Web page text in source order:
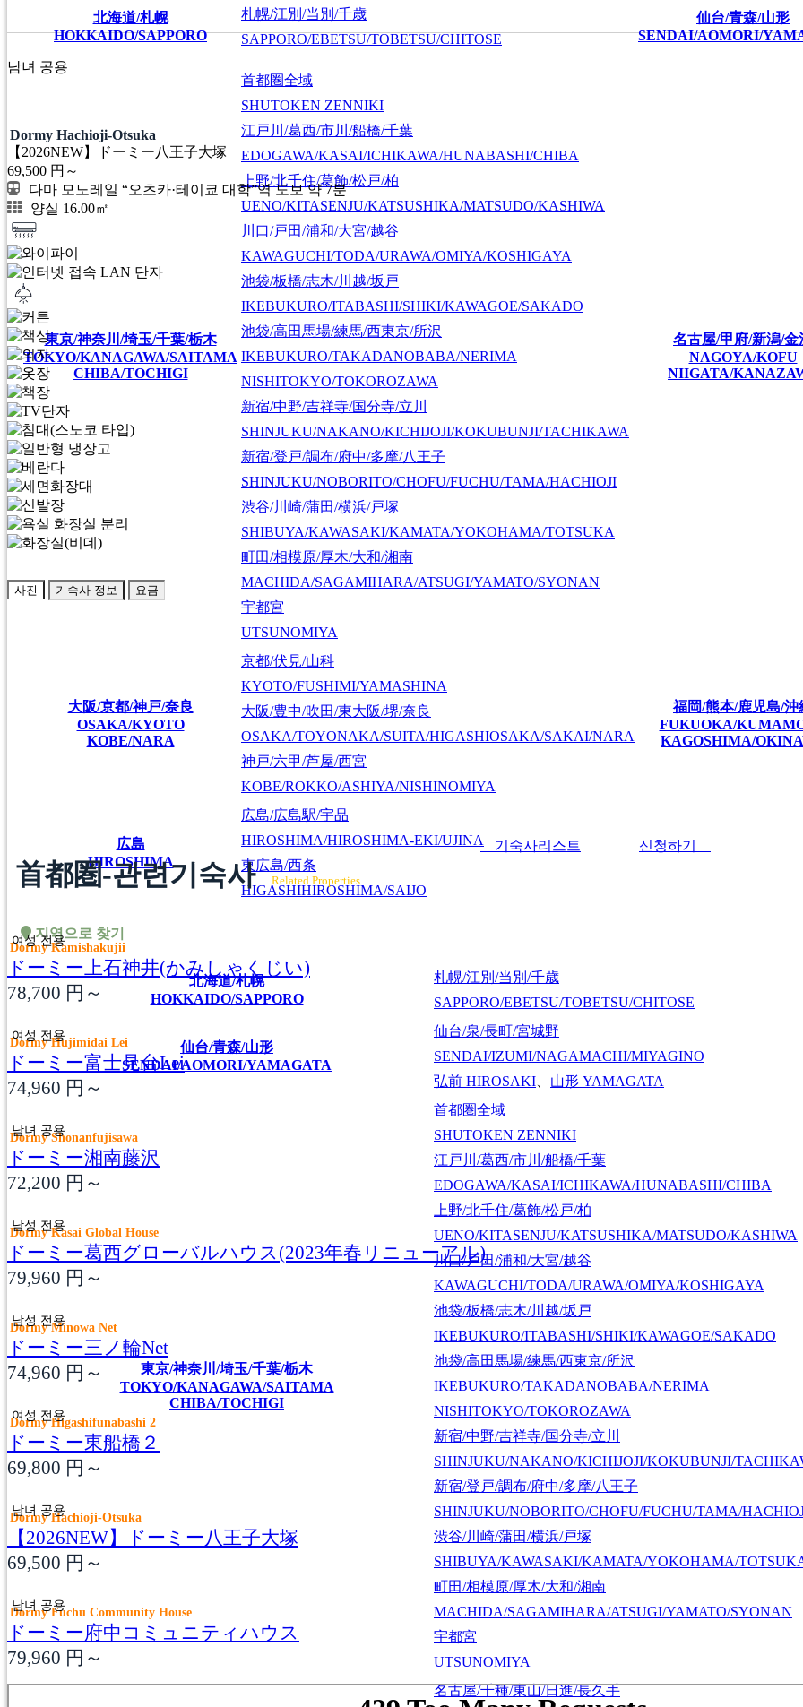
北海道/札幌
HOKKAIDO/SAPPORO
札幌/江別/当別/千歳
SAPPORO/EBETSU/TOBETSU/CHITOSE
仙台/青森/山形
SENDAI/AOMORI/
東京/神奈川/埼玉/千葉/栃木
TOKYO/KANAGAWA/SAITAMA
CHIBA/TOCHIGI
首都圏全域
SHUTOKEN ZENNIKI
江戸川/葛西/市川/船橋/千葉
EDOGAWA/KASAI/ICHIKAWA/HUNABASHI/CHIBA
上野/北千住/葛飾/松戸/柏
UENO/KITASENJU/KATSUSHIKA/MATSUDO/KASHIWA
川口/戸田/浦和/大宮/越谷
KAWAGUCHI/TODA/URAWA/OMIYA/KOSHIGAYA
池袋/板橋/志木/川越/坂戸
IKEBUKURO/ITABASHI/SHIKI/KAWAGOE/SAKADO
池袋/高田馬場/練馬/西東京/所沢
IKEBUKURO/TAKADANOBABA/NERIMA
NISHITOKYO/TOKOROZAWA
新宿/中野/吉祥寺/国分寺/立川
SHINJUKU/NAKANO/KICHIJOJI/KOKUBUNJI/TACHIKAWA
新宿/登戸/調布/府中/多摩/八王子
SHINJUKU/NOBORITO/CHOFU/FUCHU/TAMA/HACHIOJI
渋谷/川崎/蒲田/横浜/戸塚
SHIBUYA/KAWASAKI/KAMATA/YOKOHAMA/TOTSUKA
町田/相模原/厚木/大和/湘南
MACHIDA/SAGAMIHARA/ATSUGI/YAMATO/SYONAN
宇都宮
UTSUNOMIYA
名古屋/甲府/新潟/金
NAGOYA/KOFU
NIIGATA/
大阪/京都/神戸/奈良
OSAKA/KYOTO
KOBE/NARA
京都/伏見/山科
KYOTO/FUSHIMI/YAMASHINA
大阪/豊中/吹田/東大阪/堺/奈良
OSAKA/TOYONAKA/SUITA/HIGASHIOSAKA/SAKAI/NARA
神戸/六甲/芦屋/西宮
KOBE/ROKKO/ASHIYA/NISHINOMIYA
福岡/熊本/鹿児島/沖
FUKUOKA/
KAGOSHIMA/
広島
HIROSHIMA
広島/広島駅/宇品
HIROSHIMA/HIROSHIMA-EKI/UJINA
東広島/西条
HIGASHIHIROSHIMA/SAIJO
지역으로 찾기
北海道/札幌
HOKKAIDO/SAPPORO
札幌/江別/当別/千歳
SAPPORO/EBETSU/TOBETSU/CHITOSE
仙台/青森/山形
SENDAI/AOMORI/YAMAGATA
仙台/泉/長町/宮城野
SENDAI/IZUMI/NAGAMACHI/MIYAGINO
弘前 HIROSAKI 山形 YAMAGATA
東京/神奈川/埼玉/千葉/栃木
TOKYO/KANAGAWA/SAITAMA
CHIBA/TOCHIGI
首都圏全域
SHUTOKEN ZENNIKI
江戸川/葛西/市川/船橋/千葉
EDOGAWA/KASAI/ICHIKAWA/HUNABASHI/CHIBA
上野/北千住/葛飾/松戸/柏
UENO/KITASENJU/KATSUSHIKA/MATSUDO/KASHIWA
川口/戸田/浦和/大宮/越谷
KAWAGUCHI/TODA/URAWA/OMIYA/KOSHIGAYA
池袋/板橋/志木/川越/坂戸
IKEBUKURO/ITABASHI/SHIKI/KAWAGOE/SAKADO
池袋/高田馬場/練馬/西東京/所沢
IKEBUKURO/TAKADANOBABA/NERIMA
NISHITOKYO/TOKOROZAWA
新宿/中野/吉祥寺/国分寺/立川
SHINJUKU/NAKANO/KICHIJOJI/KOKUBUNJI/
新宿/登戸/調布/府中/多摩/八王子
SHINJUKU/NOBORITO/CHOFU/FUCHU/TAMA/
渋谷/川崎/蒲田/横浜/戸塚
SHIBUYA/KAWASAKI/KAMATA/YOKOHAMA/
町田/相模原/厚木/大和/湘南
MACHIDA/SAGAMIHARA/ATSUGI/YAMATO/SYONAN
宇都宮
UTSUNOMIYA
名古屋/千種/東山/日進/長久手
남녀 공용
Dormy Hachioji-Otsuka
【2026NEW】ドーミー八王子大塚
69,500 円～
다마 모노레일 “오츠카·테이쿄 대학”역 도보 약 7분
양실 16.00㎡
사진 기숙사 정보 요금
기숙사리스트 신청하기
首都圏-관련기숙사 Related Properties
여성 전용
Dormy Kamishakujii
ドーミー上石神井(かみしゃくじい)
78,700 円～
여성 전용
Dormy Hujimidai Lei
ドーミー富士見台Lei
74,960 円～
남녀 공용
Dormy Shonanfujisawa
ドーミー湘南藤沢
72,200 円～
남성 전용
Dormy Kasai Global House
ドーミー葛西グローバルハウス(2023年春リニューアル)
79,960 円～
남성 전용
Dormy Minowa Net
ドーミー三ノ輪Net
74,960 円～
여성 전용
Dormy Higashifunabashi 2
ドーミー東船橋２
69,800 円～
남녀 공용
Dormy Hachioji-Otsuka
【2026NEW】ドーミー八王子大塚
69,500 円～
남녀 공용
Dormy Fuchu Community House
ドーミー府中コミュニティハウス
79,960 円～